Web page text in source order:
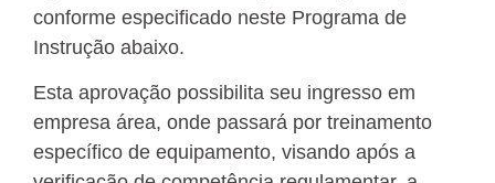
conforme especificado neste Programa de
Instrução abaixo.
Esta aprovação possibilita seu ingresso em
empresa área, onde passará por treinamento
específico de equipamento, visando após a